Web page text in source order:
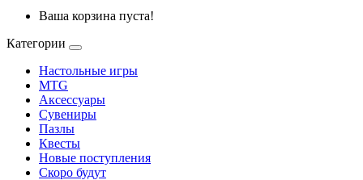
Ваша корзина пуста!
Категории
Настольные игры
MTG
Аксессуары
Сувениры
Пазлы
Квесты
Новые поступления
Скоро будут